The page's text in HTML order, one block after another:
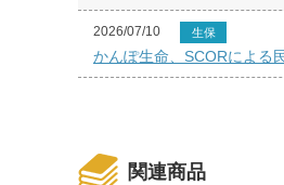
2026/07/10 生保
かんぽ生命、SCORによる
関連商品